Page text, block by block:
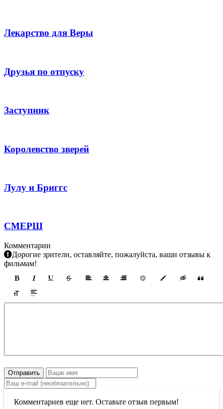
Лекарство для Веры
Друзья по отпуску
Заступник
Королевство зверей
Лулу и Бриггс
СМЕРШ
Комментарии
Дорогие зрители, оставляйте, пожалуйста, ваши отзывы к
фильмам!
Отправить
Комментариев еще нет. Оставьте отзыв первым!